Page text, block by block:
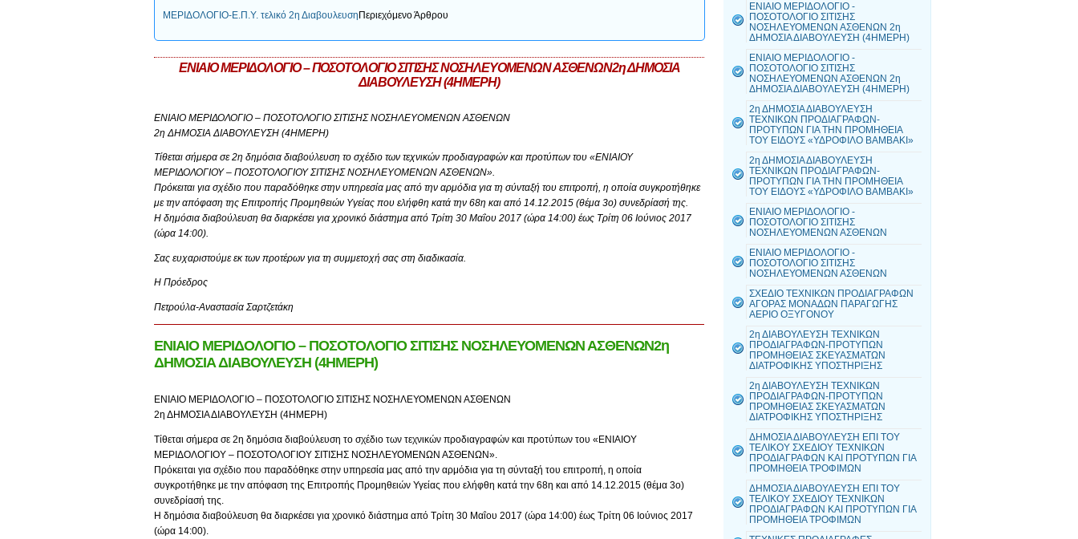
ΜΕΡΙΔΟΛΟΓΙΟ-E.Π.Υ. τελικό 2η Διαβουλευση Περιεχόμενο Άρθρου
ΕΝΙΑΙΟ ΜΕΡΙΔΟΛΟΓΙΟ – ΠΟΣΟΤΟΛΟΓΙΟ ΣΙΤΙΣΗΣ ΝΟΣΗΛΕΥΟΜΕΝΩΝ ΑΣΘΕΝΩΝ2η ΔΗΜΟΣΙΑ
ΔΙΑΒΟΥΛΕΥΣΗ (4ΗΜΕΡΗ)
ΕΝΙΑΙΟ ΜΕΡΙΔΟΛΟΓΙΟ – ΠΟΣΟΤΟΛΟΓΙΟ ΣΙΤΙΣΗΣ ΝΟΣΗΛΕΥΟΜΕΝΩΝ ΑΣΘΕΝΩΝ
2η ΔΗΜΟΣΙΑ ΔΙΑΒΟΥΛΕΥΣΗ (4ΗΜΕΡΗ)
Τίθεται σήμερα σε 2η δημόσια διαβούλευση το σχέδιο των τεχνικών προδιαγραφών και προτύπων του «ΕΝΙΑΙΟΥ
ΜΕΡΙΔΟΛΟΓΙΟΥ – ΠΟΣΟΤΟΛΟΓΙΟΥ ΣΙΤΙΣΗΣ ΝΟΣΗΛΕΥΟΜΕΝΩΝ ΑΣΘΕΝΩΝ».
Πρόκειται για σχέδιο που παραδόθηκε στην υπηρεσία μας από την αρμόδια για τη σύνταξή του επιτροπή, η οποία συγκροτήθηκε
με την απόφαση της Επιτροπής Προμηθειών Υγείας που ελήφθη κατά την 68η και από 14.12.2015 (θέμα 3ο) συνεδρίασή της.
Η δημόσια διαβούλευση θα διαρκέσει για χρονικό διάστημα από Τρίτη 30 Μαΐου 2017 (ώρα 14:00) έως Τρίτη 06 Ιούνιος 2017
(ώρα 14:00).
Σας ευχαριστούμε εκ των προτέρων για τη συμμετοχή σας στη διαδικασία.
Η Πρόεδρος
Πετρούλα-Αναστασία Σαρτζετάκη
ΕΝΙΑΙΟ ΜΕΡΙΔΟΛΟΓΙΟ – ΠΟΣΟΤΟΛΟΓΙΟ ΣΙΤΙΣΗΣ ΝΟΣΗΛΕΥΟΜΕΝΩΝ ΑΣΘΕΝΩΝ2η
ΔΗΜΟΣΙΑ ΔΙΑΒΟΥΛΕΥΣΗ (4ΗΜΕΡΗ)
ΕΝΙΑΙΟ ΜΕΡΙΔΟΛΟΓΙΟ – ΠΟΣΟΤΟΛΟΓΙΟ ΣΙΤΙΣΗΣ ΝΟΣΗΛΕΥΟΜΕΝΩΝ ΑΣΘΕΝΩΝ
2η ΔΗΜΟΣΙΑ ΔΙΑΒΟΥΛΕΥΣΗ (4ΗΜΕΡΗ)
Τίθεται σήμερα σε 2η δημόσια διαβούλευση το σχέδιο των τεχνικών προδιαγραφών και προτύπων του «ΕΝΙΑΙΟΥ
ΜΕΡΙΔΟΛΟΓΙΟΥ – ΠΟΣΟΤΟΛΟΓΙΟΥ ΣΙΤΙΣΗΣ ΝΟΣΗΛΕΥΟΜΕΝΩΝ ΑΣΘΕΝΩΝ».
Πρόκειται για σχέδιο που παραδόθηκε στην υπηρεσία μας από την αρμόδια για τη σύνταξή του επιτροπή, η οποία
συγκροτήθηκε με την απόφαση της Επιτροπής Προμηθειών Υγείας που ελήφθη κατά την 68η και από 14.12.2015 (θέμα 3ο)
συνεδρίασή της.
Η δημόσια διαβούλευση θα διαρκέσει για χρονικό διάστημα από Τρίτη 30 Μαΐου 2017 (ώρα 14:00) έως Τρίτη 06 Ιούνιος 2017
(ώρα 14:00).
ΕΝΙΑΙΟ ΜΕΡΙΔΟΛΟΓΙΟ -
ΠΟΣΟΤΟΛΟΓΙΟ ΣΙΤΙΣΗΣ
ΝΟΣΗΛΕΥΟΜΕΝΩΝ ΑΣΘΕΝΩΝ 2η
ΔΗΜΟΣΙΑ ΔΙΑΒΟΥΛΕΥΣΗ (4ΗΜΕΡΗ)
ΕΝΙΑΙΟ ΜΕΡΙΔΟΛΟΓΙΟ -
ΠΟΣΟΤΟΛΟΓΙΟ ΣΙΤΙΣΗΣ
ΝΟΣΗΛΕΥΟΜΕΝΩΝ ΑΣΘΕΝΩΝ 2η
ΔΗΜΟΣΙΑ ΔΙΑΒΟΥΛΕΥΣΗ (4ΗΜΕΡΗ)
2η ΔΗΜΟΣΙΑ ΔΙΑΒΟΥΛΕΥΣΗ
ΤΕΧΝΙΚΩΝ ΠΡΟΔΙΑΓΡΑΦΩΝ-
ΠΡΟΤΥΠΩΝ ΓΙΑ ΤΗΝ ΠΡΟΜΗΘΕΙΑ
ΤΟΥ ΕΙΔΟΥΣ «ΥΔΡΟΦΙΛΟ ΒΑΜΒΑΚΙ»
2η ΔΗΜΟΣΙΑ ΔΙΑΒΟΥΛΕΥΣΗ
ΤΕΧΝΙΚΩΝ ΠΡΟΔΙΑΓΡΑΦΩΝ-
ΠΡΟΤΥΠΩΝ ΓΙΑ ΤΗΝ ΠΡΟΜΗΘΕΙΑ
ΤΟΥ ΕΙΔΟΥΣ «ΥΔΡΟΦΙΛΟ ΒΑΜΒΑΚΙ»
ΕΝΙΑΙΟ ΜΕΡΙΔΟΛΟΓΙΟ -
ΠΟΣΟΤΟΛΟΓΙΟ ΣΙΤΙΣΗΣ
ΝΟΣΗΛΕΥΟΜΕΝΩΝ ΑΣΘΕΝΩΝ
ΕΝΙΑΙΟ ΜΕΡΙΔΟΛΟΓΙΟ -
ΠΟΣΟΤΟΛΟΓΙΟ ΣΙΤΙΣΗΣ
ΝΟΣΗΛΕΥΟΜΕΝΩΝ ΑΣΘΕΝΩΝ
ΣΧΕΔΙΟ ΤΕΧΝΙΚΩΝ ΠΡΟΔΙΑΓΡΑΦΩΝ
ΑΓΟΡΑΣ ΜΟΝΑΔΩΝ ΠΑΡΑΓΩΓΗΣ
ΑΕΡΙΟ ΟΞΥΓΟΝΟΥ
2η ΔΙΑΒΟΥΛΕΥΣΗ ΤΕΧΝΙΚΩΝ
ΠΡΟΔΙΑΓΡΑΦΩΝ-ΠΡΟΤΥΠΩΝ
ΠΡΟΜΗΘΕΙΑΣ ΣΚΕΥΑΣΜΑΤΩΝ
ΔΙΑΤΡΟΦΙΚΗΣ ΥΠΟΣΤΗΡΙΞΗΣ
2η ΔΙΑΒΟΥΛΕΥΣΗ ΤΕΧΝΙΚΩΝ
ΠΡΟΔΙΑΓΡΑΦΩΝ-ΠΡΟΤΥΠΩΝ
ΠΡΟΜΗΘΕΙΑΣ ΣΚΕΥΑΣΜΑΤΩΝ
ΔΙΑΤΡΟΦΙΚΗΣ ΥΠΟΣΤΗΡΙΞΗΣ
ΔΗΜΟΣΙΑ ΔΙΑΒΟΥΛΕΥΣΗ ΕΠΙ ΤΟΥ
ΤΕΛΙΚΟΥ ΣΧΕΔΙΟΥ ΤΕΧΝΙΚΩΝ
ΠΡΟΔΙΑΓΡΑΦΩΝ ΚΑΙ ΠΡΟΤΥΠΩΝ ΓΙΑ
ΠΡΟΜΗΘΕΙΑ ΤΡΟΦΙΜΩΝ
ΔΗΜΟΣΙΑ ΔΙΑΒΟΥΛΕΥΣΗ ΕΠΙ ΤΟΥ
ΤΕΛΙΚΟΥ ΣΧΕΔΙΟΥ ΤΕΧΝΙΚΩΝ
ΠΡΟΔΙΑΓΡΑΦΩΝ ΚΑΙ ΠΡΟΤΥΠΩΝ ΓΙΑ
ΠΡΟΜΗΘΕΙΑ ΤΡΟΦΙΜΩΝ